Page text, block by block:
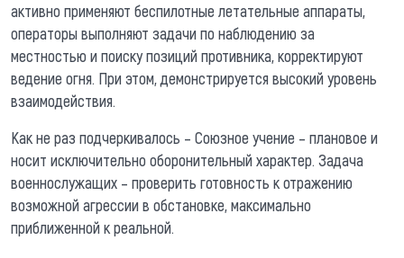
активно применяют беспилотные летательные аппараты,
операторы выполняют задачи по наблюдению за
местностью и поиску позиций противника, корректируют
ведение огня. При этом, демонстрируется высокий уровень
взаимодействия.
Как не раз подчеркивалось – Союзное учение – плановое и
носит исключительно оборонительный характер. Задача
военнослужащих – проверить готовность к отражению
возможной агрессии в обстановке, максимально
приближенной к реальной.